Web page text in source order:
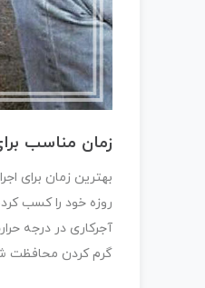
زمان مناسب
روزه خود را کسب
گرم کردن محافظت